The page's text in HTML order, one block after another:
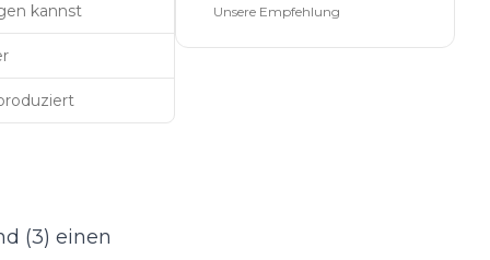
kannst
(3) einen
Unsere Empfehlung